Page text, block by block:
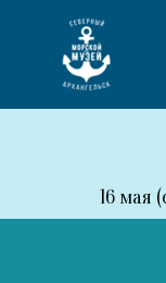
16 мая